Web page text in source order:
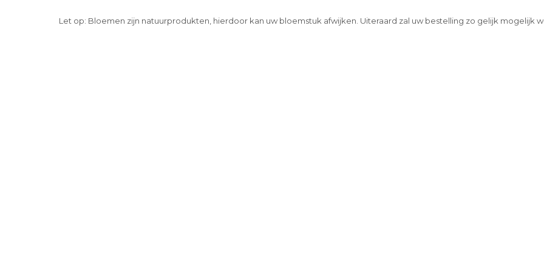
Let op: Bloemen zijn natuurprodukten, hierdoor kan uw bloemstuk afwijken. Uiteraard zal uw bestelling zo gelijk mogelijk